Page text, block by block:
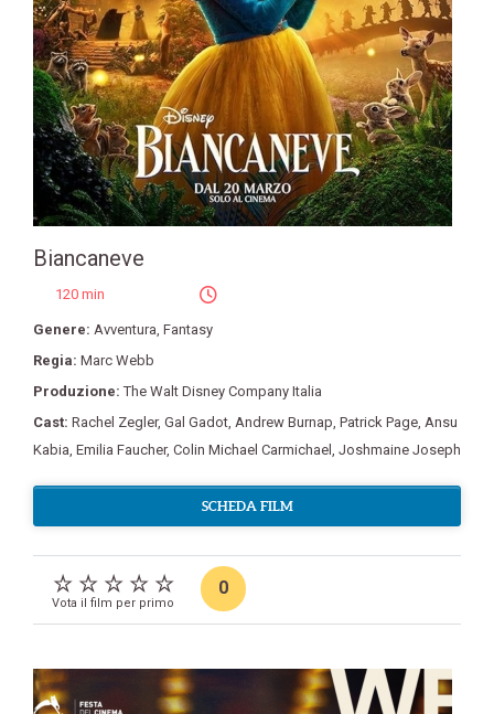
Biancaneve
120 min
Genere: Avventura, Fantasy
Regia: Marc Webb
Produzione:The Walt Disney Company Italia
Cast: Rachel Zegler, Gal Gadot, Andrew Burnap, Patrick Page, Ansu
Kabia, Emilia Faucher, Colin Michael Carmichael , Joshmaine Joseph
SCHEDA FILM
Vota il film per primo
0